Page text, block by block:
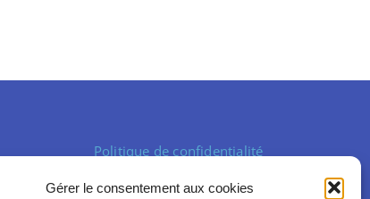
Gérer le consentement aux cookies
Politique de confidentialité